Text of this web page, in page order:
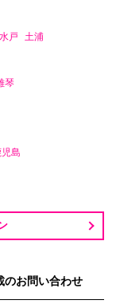
水戸 土浦
琴
児島
のお問い合わせ